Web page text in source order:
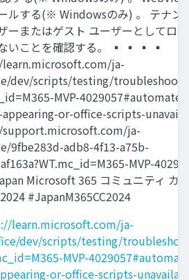
ルする(※ Windowsのみ) 。 テナン
ーまたはゲスト ユーザーとしてロ
いことを確認する。 ▪ ▪ ▪ ▪
ja-
dev/scripts/testing/
MVP-4029057#automate-
or-office-scripts-
ja-
9fbe283d-adb8-4f13-a75b-
MVP-
Microsoft 365 コミュニティ カ
#JapanM365CC2024
learn.microsoft.com/ja-
dev/scripts/testing/
MVP-
or-office-scripts-